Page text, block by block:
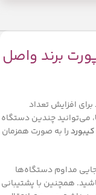
هاب يو اس بي 4 پورت برند واصل
برای افزایش تعداد
درگاه‌های USB است. با افزودن چهار پورت USB 3.1، می‌توانید چندین دستگاه
را به صورت همزمان
مداوم دستگاه‌ها
همچنین با پشتیبانی